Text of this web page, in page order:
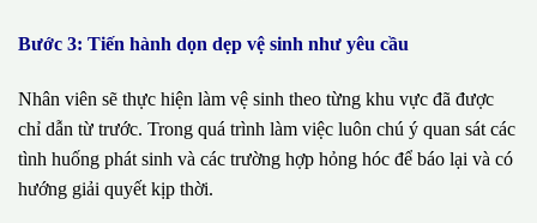
Bước 3: Tiến hành dọn dẹp vệ sinh như yêu cầu
Nhân viên sẽ thực hiện làm vệ sinh theo từng khu vực đã được
chỉ dẫn từ trước. Trong quá trình làm việc luôn chú ý quan sát các
tình huống phát sinh và các trường hợp hỏng hóc để báo lại và có
hướng giải quyết kịp thời.